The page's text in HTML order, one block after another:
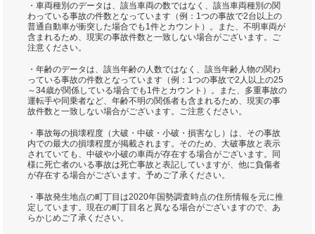
・車両種別のデータは、該当車両の数ではなく、該当車両種別の関
わっている事故の件数となっています（例：1つの事故で2台以上の
普通自動車が衝突した場合でも1件とカウント）。また、不明車両が
含まれるため、現実の事故件数と一致しない場合がございます。ご
注意ください。
・年齢のデータは、該当年齢の人数ではなく、該当年齢人物の関わ
っている事故の件数となっています（例：1つの事故で2人以上の25
～34歳が関係している場合でも1件とカウント）。また、多重事故の
運転手や同乗者など、年齢不明の関係者も含まれるため、現実の事
故件数と一致しない場合がございます。ご注意ください。
・事故毎の損壊程度（大破・中破・小破・損害なし）は、その事故
内での最大の損壊程度が掲載されます。そのため、大破事故と表示
されていても、中破や小破の車両が存在する場合がございます。同
様に死亡者のいる事故は死亡事故と表記していますが、他に負傷者
が存在する場合がございます。予めご了承ください。
・事故発生地点の町丁目は2020年国勢調査時点の住所情報を元に推
定しています。現在の町丁目名と異なる場合がございますので、あ
らかじめご了承ください。